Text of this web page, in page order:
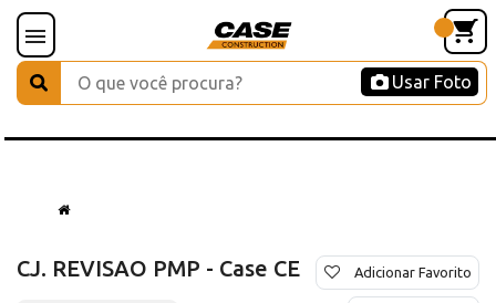
Usar Foto
CJ. REVISAO PMP - Case CE Adicionar Favorito